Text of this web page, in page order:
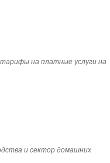
на платные услуги на
и сектор домашних